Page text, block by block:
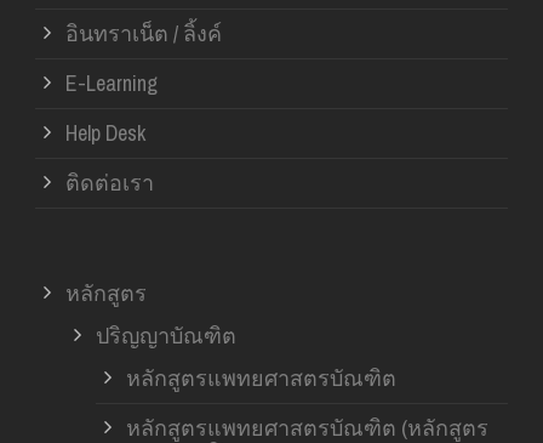
อินทราเน็ต / ลิ้งค์
E-Learning
Help Desk
ติดต่อเรา
หลักสูตร
ปริญญาบัณฑิต
หลักสูตรแพทยศาสตรบัณฑิต
หลักสูตรแพทยศาสตรบัณฑิต (หลักสูตร